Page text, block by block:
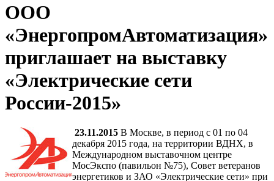
ООО
«ЭнергопромАвтоматизация»
приглашает на выставку
«Электрические сети
России-2015»
23.11.2015 В Москве, в период с 01 по 04
декабря 2015 года, на территории ВДНХ, в
Международном выставочном центре
МосЭкспо (павильон №75), Совет ветеранов
энергетиков и ЗАО «Электрические сети» при